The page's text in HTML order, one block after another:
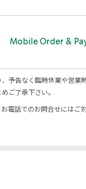
Mobile Order &
予告なく臨時休業や営業
ご了承下さい。
電話でのお問合せにはご